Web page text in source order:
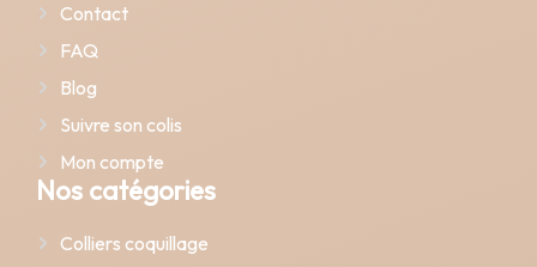
Contact
FAQ
Blog
Suivre son colis
Mon compte
Nos catégories
Colliers coquillage